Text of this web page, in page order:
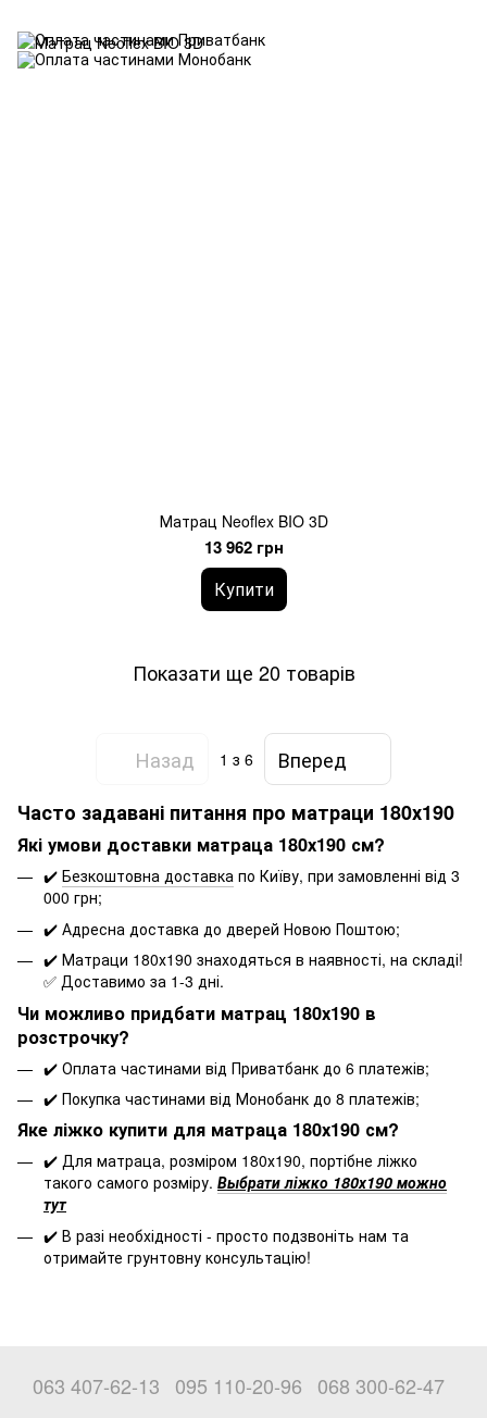
Матрац Neoflex BIO 3D
13 962 грн
Купити
Показати ще 20 товарів
Назад 1 з 6
Вперед
Часто задавані питання про матраци 180х190
Які умови доставки матраца 180х190 см?
✔️ Безкоштовна доставка по Київу, при замовленні від 3
000 грн;
✔️ Адресна доставка до дверей Новою Поштою;
✔️ Матраци 180х190 знаходяться в наявності, на складі!
✅ Доставимо за 1-3 дні.
Чи можливо придбати матрац 180х190 в
розстрочку?
✔️ Оплата частинами від Приватбанк до 6 платежів;
✔️ Покупка частинами від Монобанк до 8 платежів;
Яке ліжко купити для матраца 180х190 см?
✔️ Для матраца, розміром 180х190, портібне ліжко
такого самого розміру. Выбрати ліжко 180х190 можно
тут
✔️ В разі необхідності - просто подзвоніть нам та
отримайте грунтовну консультацію!
063 407-62-13 095 110-20-96 068 300-62-47